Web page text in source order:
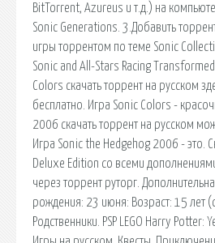
BitTorrent, Azureus и т.д.) на
Sonic Generations. 3.Добавить
игры торрентом по теме Sonic
Sonic and All-Stars Racing
Colors скачать торрент на русском
бесплатно. Игра Sonic Colors -
2006 скачать торрент на русском
Игра Sonic the Hedgehog 2006 - это.
Deluxe Edition со всеми
через торрент руторг.
рождения: 23 июня: Возраст: 15 лет
Родственники. PSP LEGO Harry Potter: